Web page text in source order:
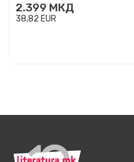
2.399 МКД
38,82 EUR